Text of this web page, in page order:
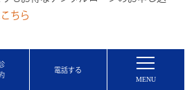
ちら
駅 徒歩
分